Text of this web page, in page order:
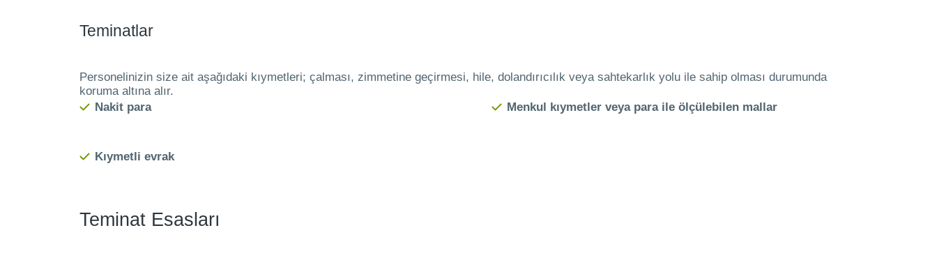
Teminatlar
Personelinizin size ait aşağıdaki kıymetleri; çalması, zimmetine geçirmesi, hile, dolandırıcılık veya sahtekarlık yolu ile sahip olması durumunda
koruma altına alır.
Nakit para
Kıymetli evrak
Menkul kıymetler veya para ile ölçülebilen mallar
Teminat Esasları